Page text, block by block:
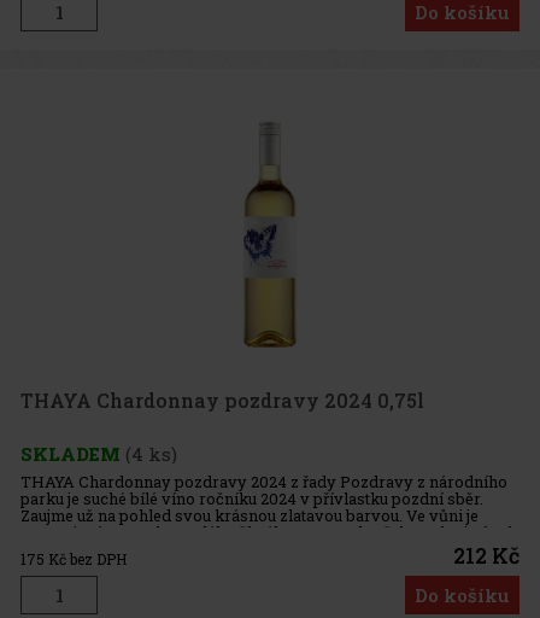
Do košíku
THAYA Chardonnay pozdravy 2024 0,75l
SKLADEM (4 ks)
THAYA Chardonnay pozdravy 2024 z řady Pozdravy z národního
parku je suché bílé víno ročníku 2024 v přívlastku pozdní sběr.
Zaujme už na pohled svou krásnou zlatavou barvou. Ve vůni je
expresivní, se znaky zralého žlutého ovoce a hrušek. V chuti působ
175 Kč bez DPH 212 Kč
Do košíku